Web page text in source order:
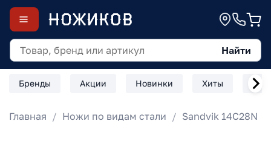
Найти
Бренды Акции Новинки Хиты
Главная Ножи по видам стали Sandvik 14C28N